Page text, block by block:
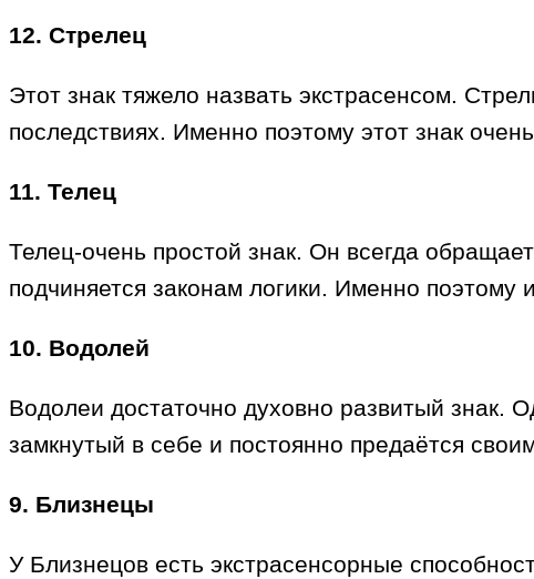
12. Стрелец
Этот знак тяжело назвать экстрасенсом.
последствиях. Именно поэтому этот знак
11. Телец
Телец-очень простой знак. Он всегда
подчиняется законам логики. Именно поэтому
10. Водолей
Водолеи достаточно духовно развитый знак.
замкнутый в себе и постоянно предаётся
9. Близнецы
У Близнецов есть экстрасенсорные